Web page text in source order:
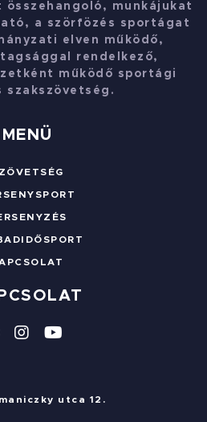
munkájukat
a szörfözés sportágat
elven működő,
rendelkező,
működő sportági
szakszövetség.
MENÜ
utca 12.